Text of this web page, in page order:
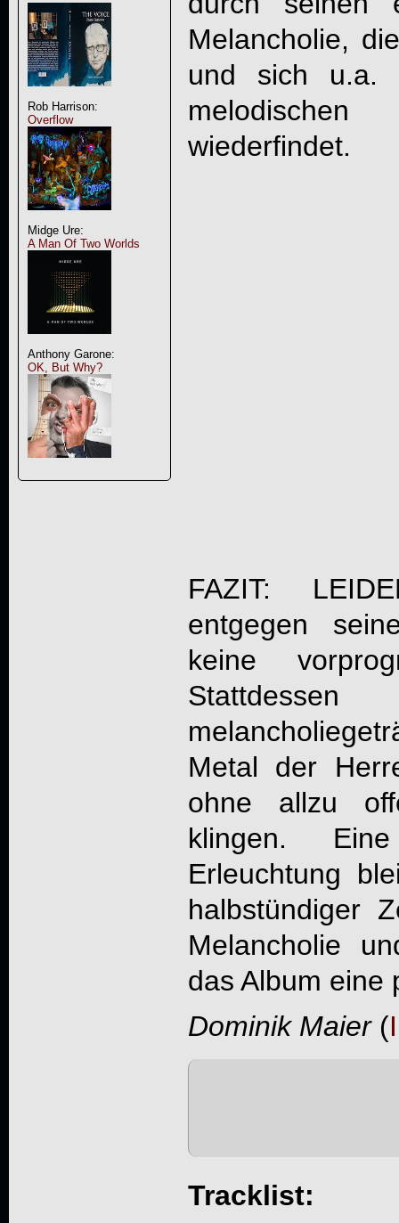
Rob Harrison:
Overflow
Midge Ure:
A Man Of Two Worlds
Anthony Garone:
OK, But Why?
Melancholie,
und sich u.a.
wiederfindet.
FAZIT:
entgegen
keine
Metal der
ohne allzu
klingen.
Erleuchtung
halbstündiger
Melancholie
das Album eine
Dominik Maier(
Tracklist: